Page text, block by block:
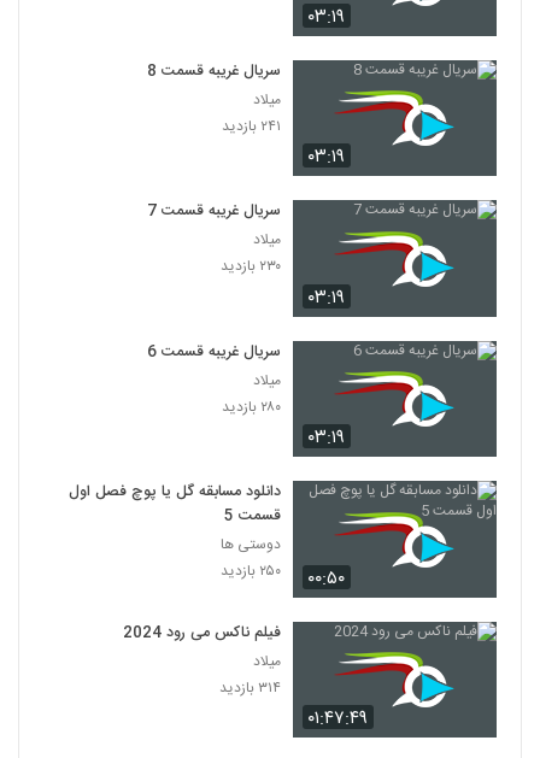
۰۳:۱۹
۰۳:۱۹
سریال غریبه قسمت 8
میلاد
۲۴۱ بازدید
۰۳:۱۹
سریال غریبه قسمت 7
میلاد
۲۳۰ بازدید
۰۳:۱۹
سریال غریبه قسمت 6
میلاد
۲۸۰ بازدید
۰۰:۵۰
دانلود مسابقه گل یا پوچ فصل اول
قسمت 5
دوستی ها
۲۵۰ بازدید
۰۱:۴۷:۴۹
فیلم ناکس می رود 2024
میلاد
۳۱۴ بازدید